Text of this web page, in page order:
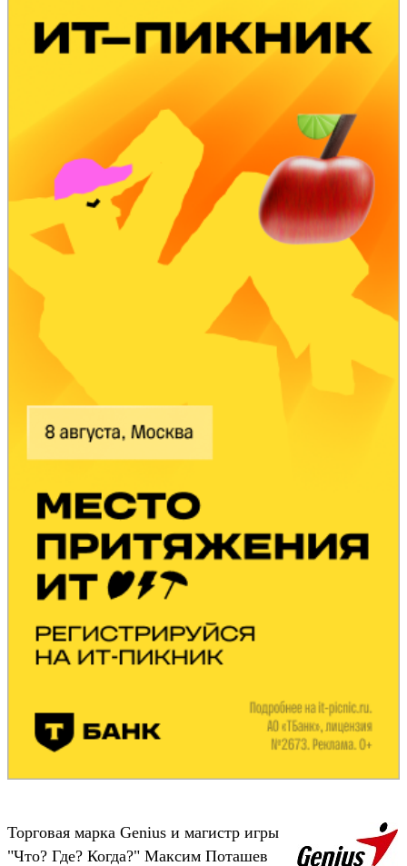
Торговая марка Genius и магистр игры
"Что? Где? Когда?" Максим Поташев